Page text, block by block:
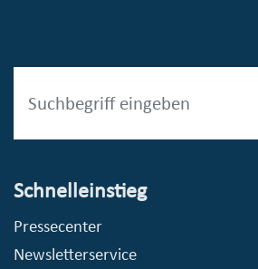
Schnelleinstieg
Pressecenter
Newsletterservice